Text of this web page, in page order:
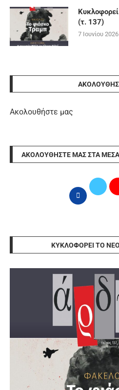
(τ. 137)
7 Ιουνίου 2026
Ακολουθήστε μας
ΑΚΟΛΟΥΘΉΣΤΕ ΜΑΣ ΣΤΑ ΜΈΣΑ
ΚΥΚΛΟΦΟΡΕΊ ΤΟ